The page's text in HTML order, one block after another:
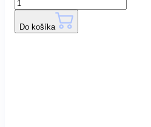
Do košíka